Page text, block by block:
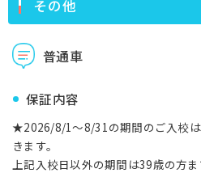
その他
普通車
保証内容
★2026/8/1～8/31の期間のご入校
きます。
上記入校日以外の期間は39歳の方ま